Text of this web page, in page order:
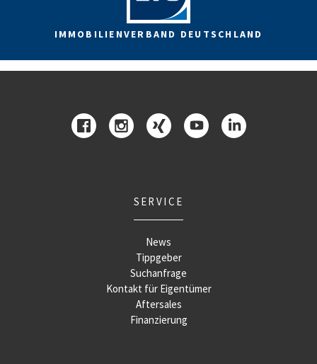
IMMOBILIENVERBAND DEUTSCHLAND
SERVICE
News
Tippgeber
Suchanfrage
Kontakt für Eigentümer
Aftersales
Finanzierung